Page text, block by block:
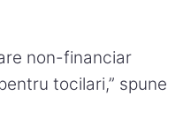
non-financiar
tocilari,” spune